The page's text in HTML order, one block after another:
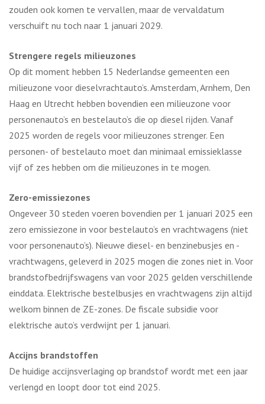
zouden ook komen te vervallen, maar de vervaldatum
verschuift nu toch naar 1 januari 2029.
Strengere regels milieuzones
Op dit moment hebben 15 Nederlandse gemeenten een
milieuzone voor dieselvrachtauto’s. Amsterdam, Arnhem, Den
Haag en Utrecht hebben bovendien een milieuzone voor
personenauto’s en bestelauto’s die op diesel rijden. Vanaf
2025 worden de regels voor milieuzones strenger. Een
personen- of bestelauto moet dan minimaal emissieklasse
vijf of zes hebben om die milieuzones in te mogen.
Zero-emissiezones
Ongeveer 30 steden voeren bovendien per 1 januari 2025 een
zero emissiezone in voor bestelauto’s en vrachtwagens (niet
voor personenauto’s). Nieuwe diesel- en benzinebusjes en -
vrachtwagens, geleverd in 2025 mogen die zones niet in. Voor
brandstofbedrijfswagens van voor 2025 gelden verschillende
einddata. Elektrische bestelbusjes en vrachtwagens zijn altijd
welkom binnen de ZE-zones. De fiscale subsidie voor
elektrische auto’s verdwijnt per 1 januari.
Accijns brandstoffen
De huidige accijnsverlaging op brandstof wordt met een jaar
verlengd en loopt door tot eind 2025.